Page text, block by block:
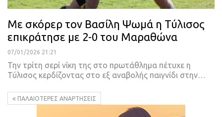
Με σκόρερ τον Βασίλη Ψωμά η Τύλισος
επικράτησε με 2-0 του Μαραθώνα
07/01/2026 21:21
Την τρίτη σερί νίκη της στο πρωτάθλημα πέτυχε η
Τύλισος κερδίζοντας στο εξ αναβολής παιγνίδι στην…
ΠΑΛΑΙΌΤΕΡΕΣ ΑΝΑΡΤΉΣΕΙΣ